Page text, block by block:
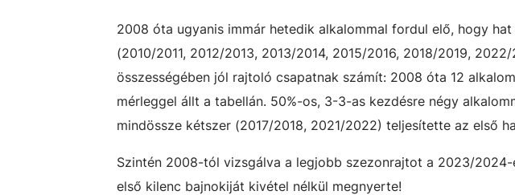
2008 óta ugyanis immár hetedik alkalommal fordul elő, hogy
(2010/2011, 2012/2013, 2013/2014, 2015/2016, 2018/2019,
összességében jól rajtoló csapatnak számít: 2008 óta 12
mérleggel állt a tabellán. 50%-os, 3-3-as kezdésre négy
mindössze kétszer (2017/2018, 2021/2022) teljesítette az első
Szintén 2008-tól vizsgálva a legjobb szezonrajtot a 2023/
első kilenc bajnokiját kivétel nélkül megnyerte!